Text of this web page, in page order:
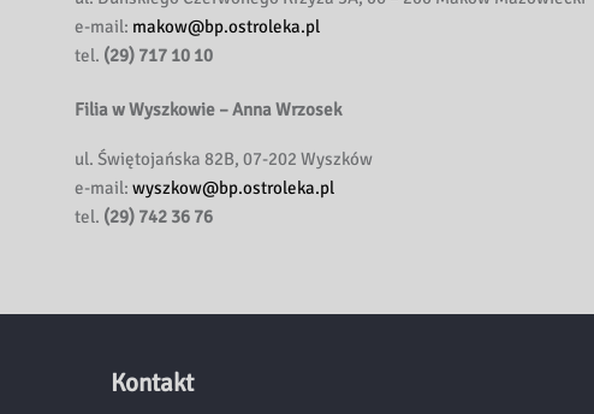
e-mail: makow@bp.ostroleka.pl
tel. (29) 717 10 10
Filia w Wyszkowie – Anna Wrzosek
ul. Świętojańska 82B, 07-202 Wyszków
e-mail: wyszkow@bp.ostroleka.pl
tel. (29) 742 36 76
Kontakt